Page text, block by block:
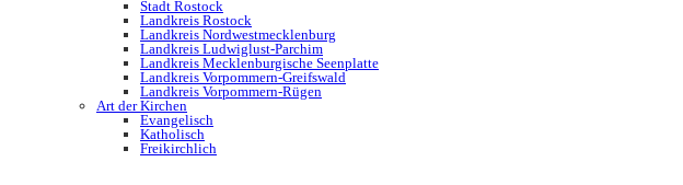
Stadt Rostock
Landkreis Rostock
Landkreis Nordwestmecklenburg
Landkreis Ludwiglust-Parchim
Landkreis Mecklenburgische Seenplatte
Landkreis Vorpommern-Greifswald
Landkreis Vorpommern-Rügen
Art der Kirchen
Evangelisch
Katholisch
Freikirchlich